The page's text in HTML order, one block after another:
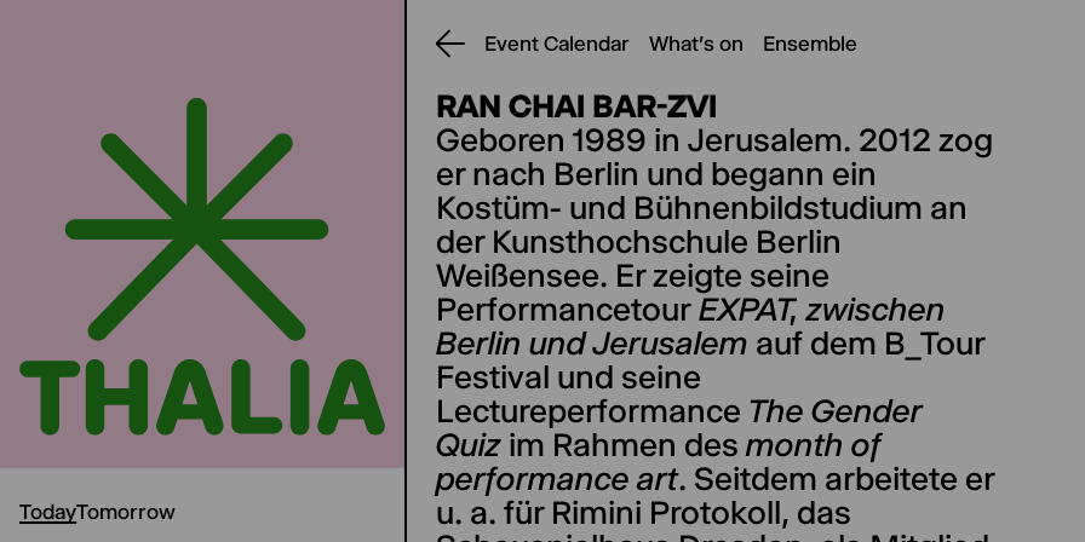
TodayTomorrow
Event Calendar What's on Ensemble
RAN CHAI BAR-ZVI
Geboren 1989 in Jerusalem. 2012 zog
er nach Berlin und begann ein
Kostüm- und Bühnenbildstudium an
der Kunsthochschule Berlin
Weißensee. Er zeigte seine
PerformancetourEXPAT, zwischen
Berlin und Jerusalem auf dem B_Tour
Festival und seine
Lectureperformance The Gender
Quiz im Rahmen desmonth of
performance art. Seitdem arbeitete er
u. a. für Rimini Protokoll, das